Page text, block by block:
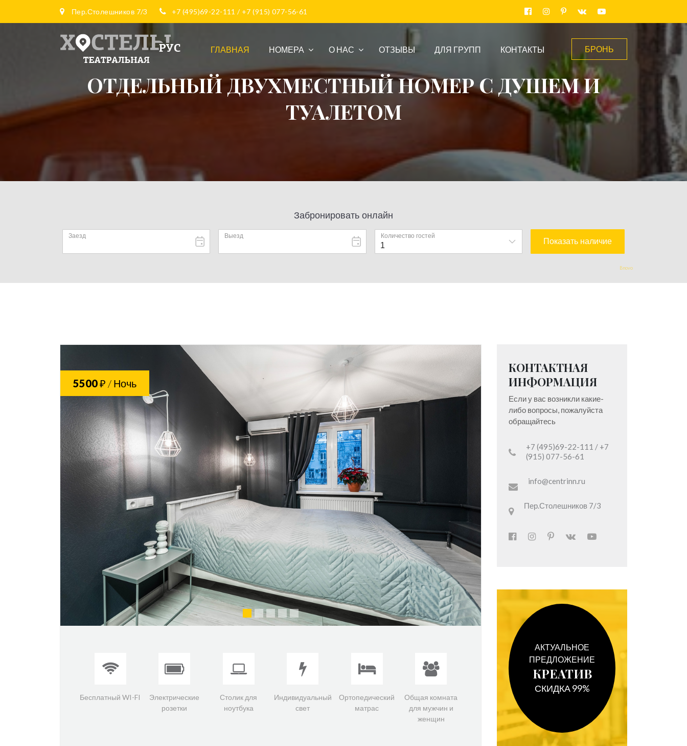
Пер.Столешников 7/3 +7 (495)69-22-111 / +7 (915) 077-56-61
ГЛАВНАЯ НОМЕРА О НАС ОТЗЫВЫ ДЛЯ ГРУПП КОНТАКТЫ БРОНЬ
ОТДЕЛЬНЫЙ ДВУХМЕСТНЫЙ НОМЕР С ДУШЕМ И
ТУАЛЕТОМ
Bnovo
5500₽ / Ночь
Бесплатный WI-FI
Электрические
розетки
Столик для
ноутбука
Индивидуальный
свет
Ортопедический
матрас
Общая комната
для мужчин и
женщин
КОНТАКТНАЯ
ИНФОРМАЦИЯ
Если у вас возникли какие-
либо вопросы, пожалуйста
обращайтесь
+7 (495)69-22-111 / +7
(915) 077-56-61
info@centrinn.ru
Пер.Столешников 7/3
АКТУАЛЬНОЕ
ПРЕДЛОЖЕНИЕ
КРЕАТИВ
СКИДКА 99%